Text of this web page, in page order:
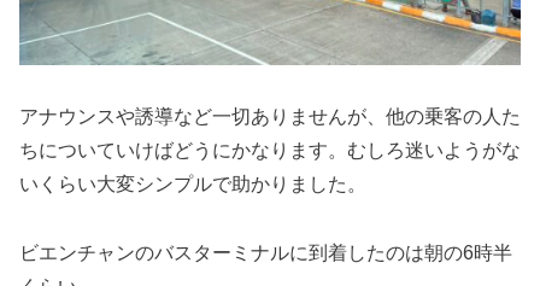
アナウンスや誘導など一切ありませんが、他の乗客の人た
ちについていけばどうにかなります。むしろ迷いようがな
いくらい大変シンプルで助かりました。
ビエンチャンのバスターミナルに到着したのは朝の6時半